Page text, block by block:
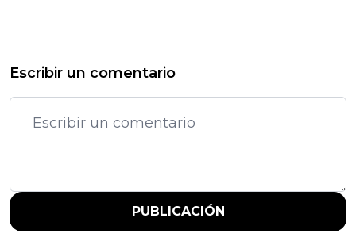
Escribir un comentario
PUBLICACIÓN